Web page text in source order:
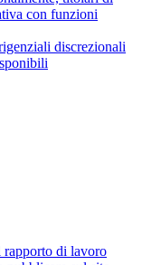
con funzioni
discrezionali
rapporto di lavoro